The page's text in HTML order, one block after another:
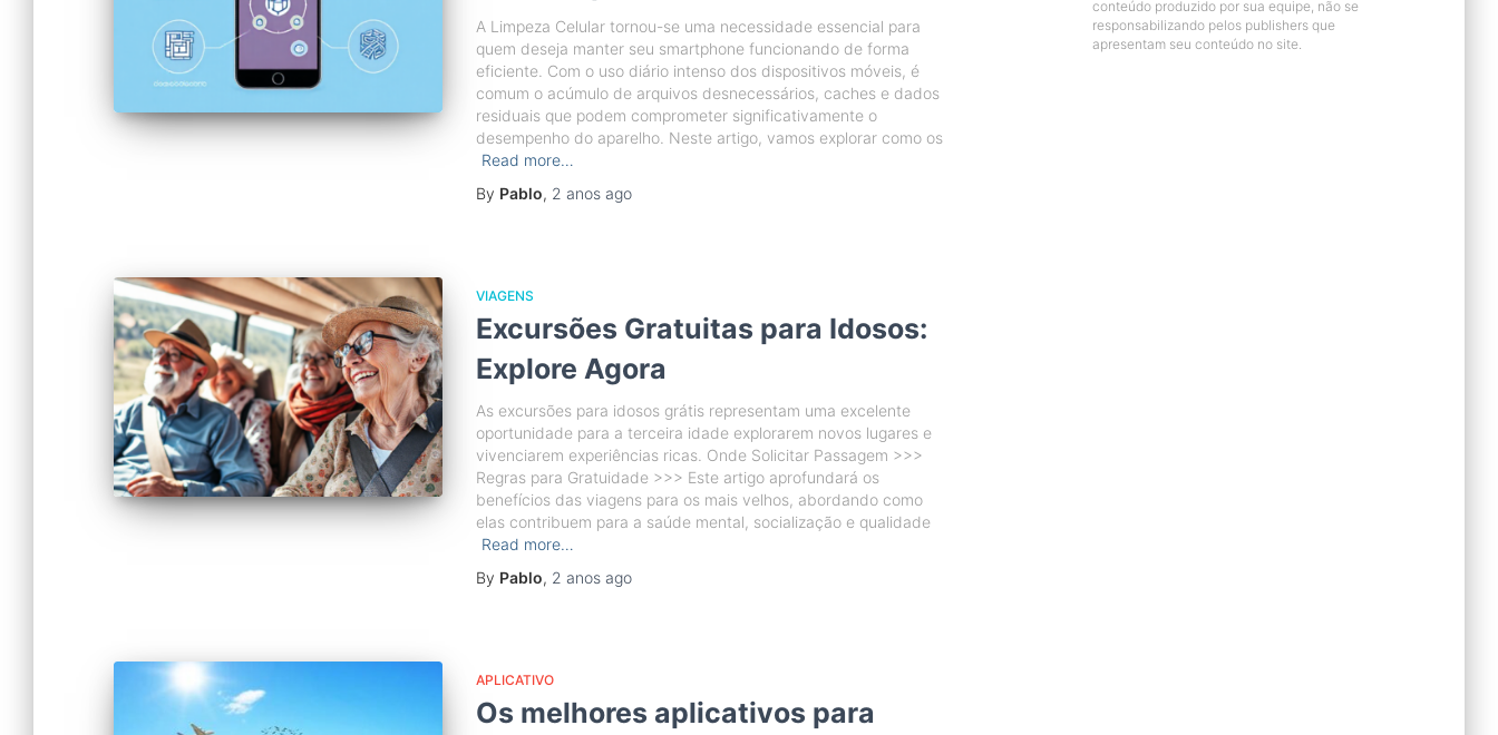
A Limpeza Celular tornou-se uma necessidade essencial para
quem deseja manter seu smartphone funcionando de forma
eficiente. Com o uso diário intenso dos dispositivos móveis, é
comum o acúmulo de arquivos desnecessários, caches e dados
residuais que podem comprometer significativamente o
desempenho do aparelho. Neste artigo, vamos explorar como os
Read more…
By Pablo, 2 anos ago
VIAGENS
Excursões Gratuitas para Idosos:
Explore Agora
As excursões para idosos grátis representam uma excelente
oportunidade para a terceira idade explorarem novos lugares e
vivenciarem experiências ricas. Onde Solicitar Passagem >>>
Regras para Gratuidade >>> Este artigo aprofundará os
benefícios das viagens para os mais velhos, abordando como
elas contribuem para a saúde mental, socialização e qualidade
Read more…
By Pablo, 2 anos ago
APLICATIVO
Os melhores aplicativos para
conteúdo produzido por sua equipe, não se
responsabilizando pelos publishers que
apresentam seu conteúdo no site.